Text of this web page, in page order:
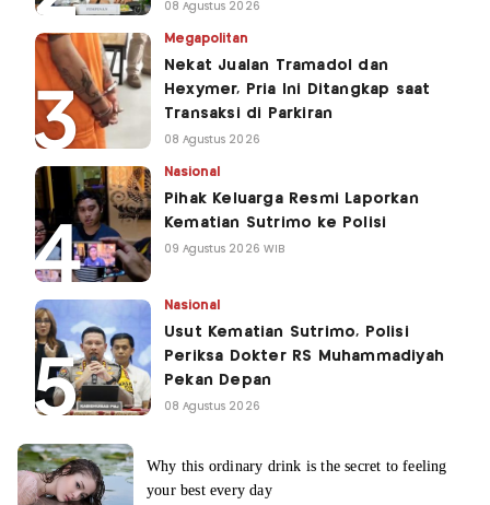
08 Agustus 2026
Megapolitan
Nekat Jualan Tramadol dan
Hexymer, Pria Ini Ditangkap saat
Transaksi di Parkiran
08 Agustus 2026
Nasional
Pihak Keluarga Resmi Laporkan
Kematian Sutrimo ke Polisi
09 Agustus 2026 WIB
Nasional
Usut Kematian Sutrimo, Polisi
Periksa Dokter RS Muhammadiyah
Pekan Depan
08 Agustus 2026